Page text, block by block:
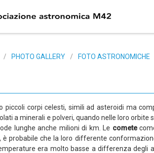
/ PHOTO GALLERY / FOTO ASTRONOMICHE
piccoli corpi celesti, simili ad asteroidi ma
a minerali e polveri, quando nelle loro orbite
lunghe anche milioni di km. Le comete
è probabile che la loro differente
era molto basse a differenza degli